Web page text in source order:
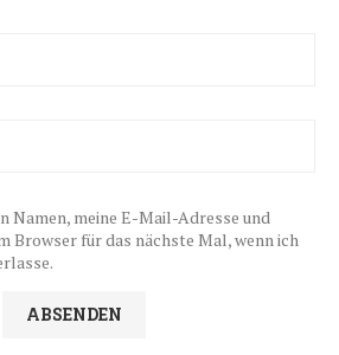
Namen, meine E-Mail-Adresse und
Browser für das nächste Mal, wenn ich